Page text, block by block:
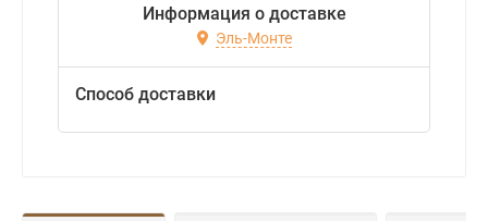
Информация о доставке
Эль-Монте
Способ доставки